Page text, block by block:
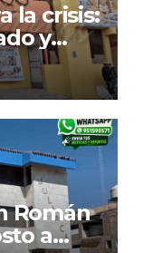
la crisis:
y
obras
Román
a